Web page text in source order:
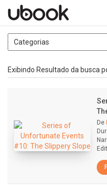
Exibindo Resultado da busca
De